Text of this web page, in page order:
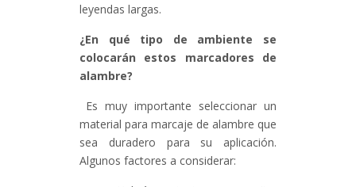
leyendas largas.
¿En qué tipo de ambiente se
colocarán estos marcadores de
alambre?
Es muy importante seleccionar un
material para marcaje de alambre que
sea duradero para su aplicación.
Algunos factores a considerar: